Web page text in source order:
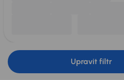
Upravit filtr